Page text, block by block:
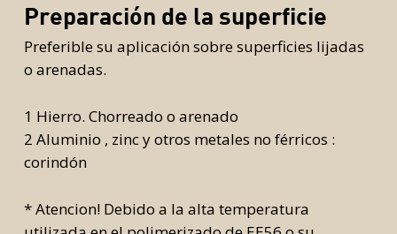
Preparación de la superficie
Preferible su aplicación sobre superficies lijadas
o arenadas.
1 Hierro. Chorreado o arenado
2 Aluminio , zinc y otros metales no férricos :
corindón
* Atencion! Debido a la alta temperatura